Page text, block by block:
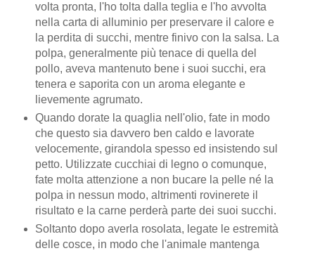
volta pronta, l'ho tolta dalla teglia e l'ho avvolta
nella carta di alluminio per preservare il calore e
la perdita di succhi, mentre finivo con la salsa. La
polpa, generalmente più tenace di quella del
pollo, aveva mantenuto bene i suoi succhi, era
tenera e saporita con un aroma elegante e
lievemente agrumato.
Quando dorate la quaglia nell'olio, fate in modo
che questo sia davvero ben caldo e lavorate
velocemente, girandola spesso ed insistendo sul
petto. Utilizzate cucchiai di legno o comunque,
fate molta attenzione a non bucare la pelle né la
polpa in nessun modo, altrimenti rovinerete il
risultato e la carne perderà parte dei suoi succhi.
Soltanto dopo averla rosolata, legate le estremità
delle cosce, in modo che l'animale mantenga